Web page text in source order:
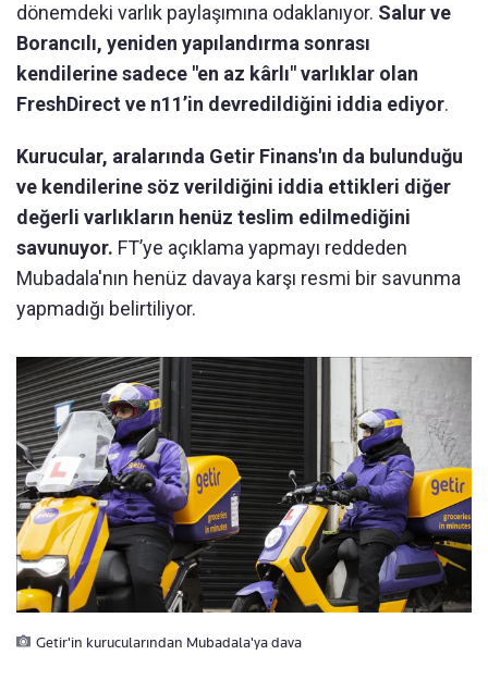
dönemdeki varlık paylaşımına odaklanıyor. Salur ve
Borancılı, yeniden yapılandırma sonrası
kendilerine sadece "en az kârlı" varlıklar olan
FreshDirect ve n11’in devredildiğini iddia ediyor.
Kurucular, aralarında Getir Finans'ın da bulunduğu
ve kendilerine söz verildiğini iddia ettikleri diğer
değerli varlıkların henüz teslim edilmediğini
savunuyor. FT’ye açıklama yapmayı reddeden
Mubadala'nın henüz davaya karşı resmi bir savunma
yapmadığı belirtiliyor.
Getir'in kurucularından Mubadala'ya dava